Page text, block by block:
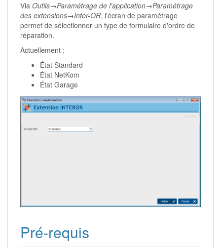
Via Outils→Paramétrage de l'application→Paramétrage
des extensions→Inter-OR, l'écran de paramétrage
permet de sélectionner un type de formulaire d'ordre de
réparation.
Actuellement :
État Standard
État NetKom
État Garage
Pré-requis